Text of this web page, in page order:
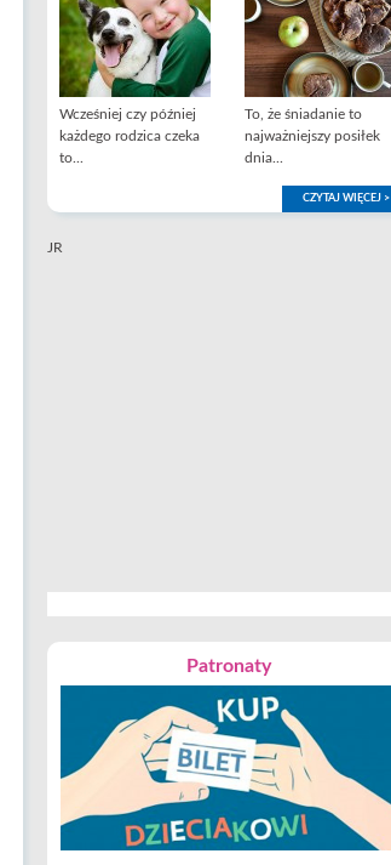
Wcześniej czy później
każdego rodzica czeka
to...
To, że śniadanie to
najważniejszy posiłek
dnia...
CZYTAJ WIĘCEJ >
JR
Patronaty